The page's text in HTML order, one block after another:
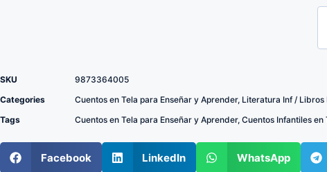
SKU
9873364005
Categories
Cuentos en Tela para Enseñar y Aprender, Literatura Inf / Libros
Tags
Cuentos en Tela para Enseñar y Aprender, Cuentos Infantiles en
Facebook LinkedIn WhatsApp